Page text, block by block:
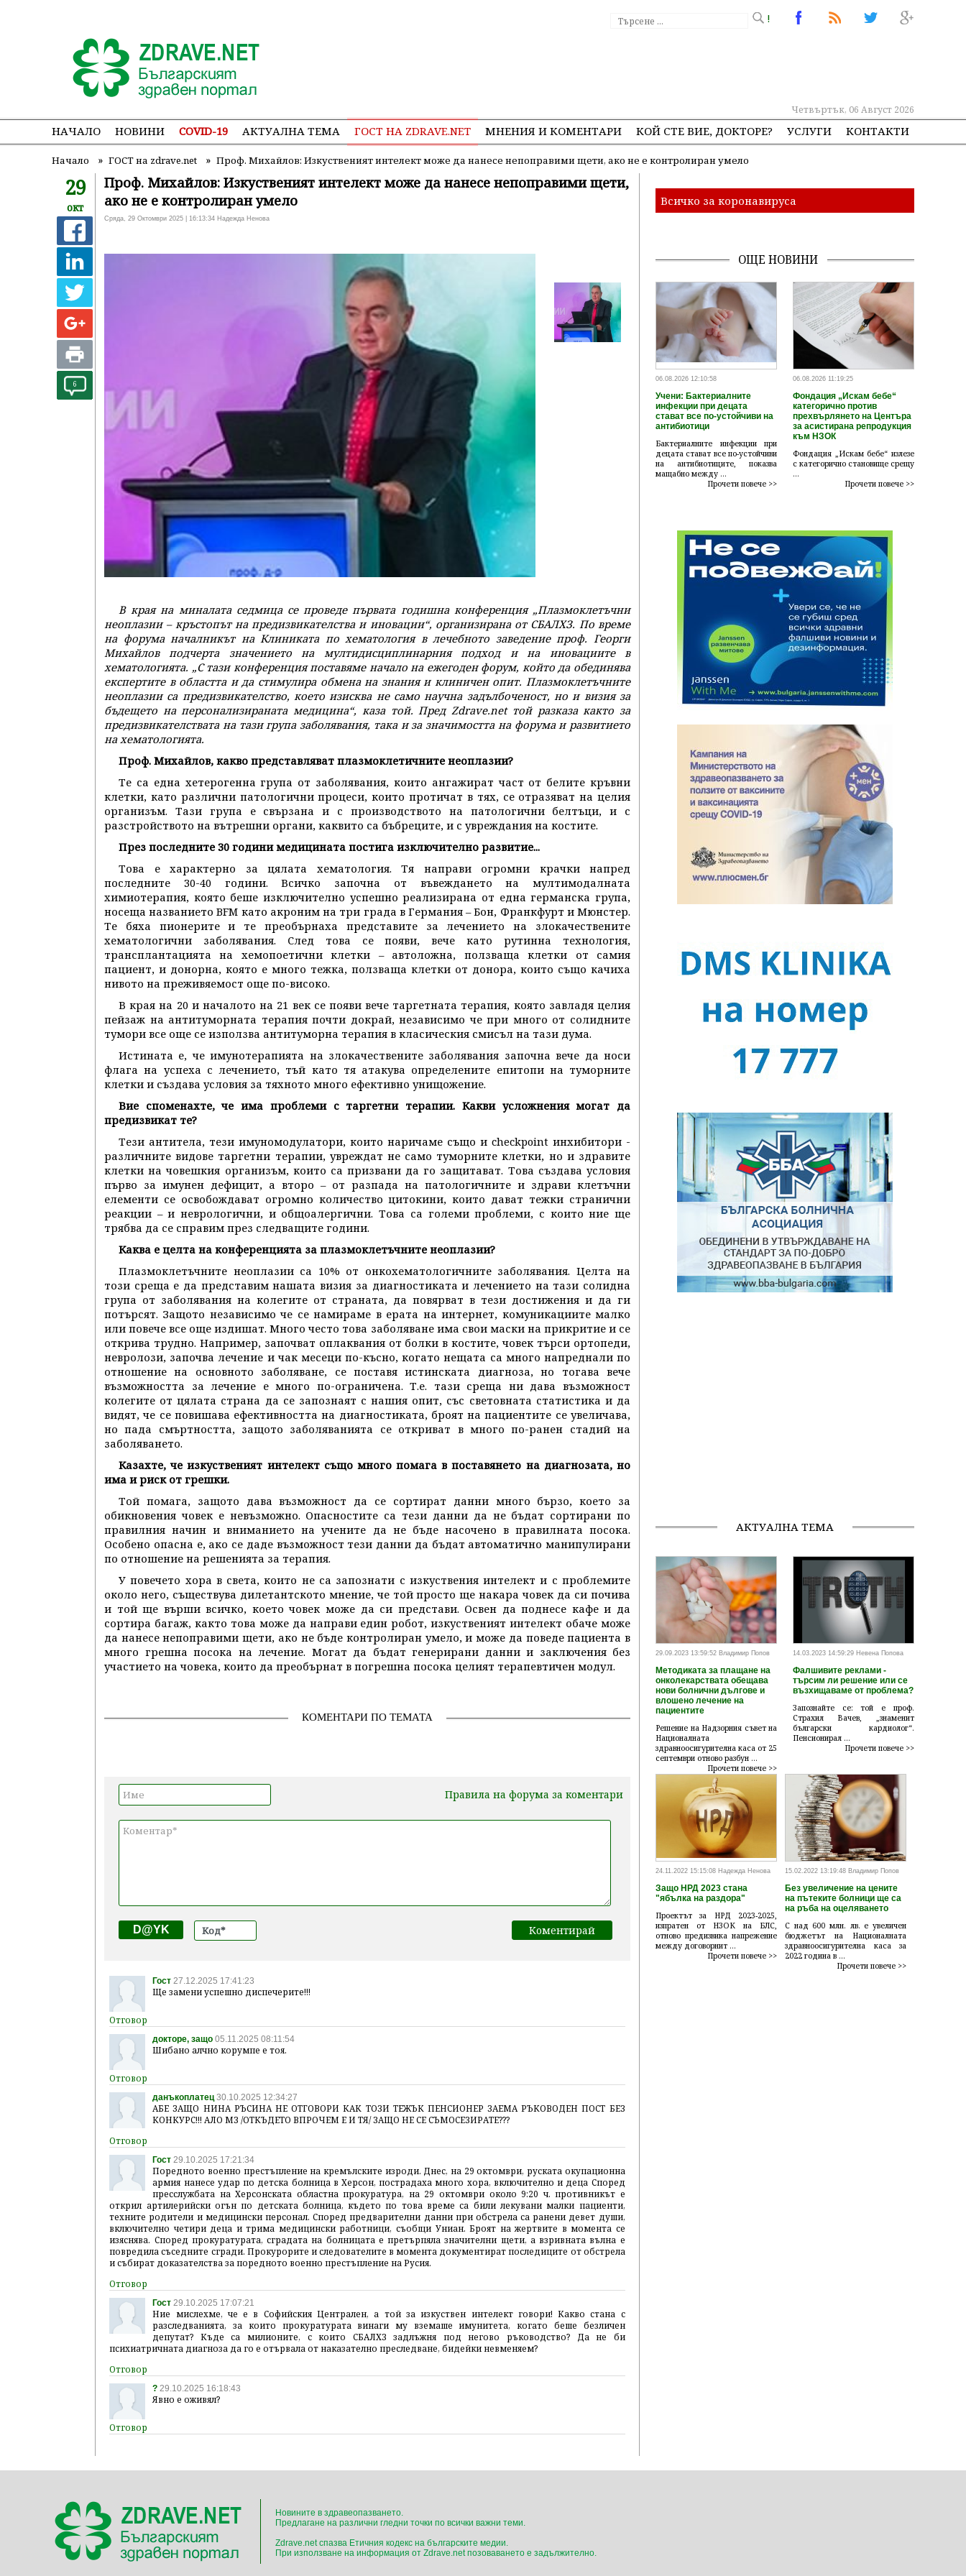
!
Четвъртък, 06 Август 2026
НАЧАЛО НОВИНИ COVID-19 АКТУАЛНА ТЕМА ГОСТ НА ZDRAVE.NET МНЕНИЯ И КОМЕНТАРИ КОЙ СТЕ ВИЕ, ДОКТОРЕ? УСЛУГИ КОНТАКТИ
Начало » ГОСТ на zdrave.net » Проф. Михайлов: Изкуственият интелект може да нанесе непоправими щети, ако не е контролиран умело
29
окт
6
Проф. Михайлов: Изкуственият интелект може да нанесе непоправими щети,
ако не е контролиран умело
Сряда, 29 Октомври 2025 | 16:13:34 Надежда Ненова
В края на миналата седмица се проведе първата годишна конференция „Плазмоклетъчни
неоплазии – кръстопът на предизвикателства и иновации“, организирана от СБАЛХЗ. По време
на форума началникът на Клиниката по хематология в лечебното заведение проф. Георги
Михайлов подчерта значението на мултидисциплинарния подход и на иновациите в
хематологията. „С тази конференция поставяме начало на ежегоден форум, който да обединява
експертите в областта и да стимулира обмена на знания и клиничен опит. Плазмоклетъчните
неоплазии са предизвикателство, което изисква не само научна задълбоченост, но и визия за
бъдещето на персонализираната медицина“, каза той. Пред Zdrave.net той разказа както за
предизвикателствата на тази група заболявания, така и за значимостта на форума и развитието
на хематологията.
Проф. Михайлов, какво представляват плазмоклетичните неоплазии?
Те са една хетерогенна група от заболявания, които ангажират част от белите кръвни
клетки, като различни патологични процеси, които протичат в тях, се отразяват на целия
организъм. Тази група е свързана и с производството на патологични белтъци, и с
разстройството на вътрешни органи, каквито са бъбреците, и с увреждания на костите.
През последните 30 години медицината постига изключително развитие...
Това е характерно за цялата хематология. Тя направи огромни крачки напред
последните 30-40 години. Всичко започна от въвеждането на мултимодалната
химиотерапия, която беше изключително успешно реализирана от една германска група,
носеща названието BFM като акроним на три града в Германия – Бон, Франкфурт и Мюнстер.
Те бяха пионерите и те преобърнаха представите за лечението на злокачествените
хематологични заболявания. След това се появи, вече като рутинна технология,
трансплантацията на хемопоетични клетки – автоложна, ползваща клетки от самия
пациент, и донорна, която е много тежка, ползваща клетки от донора, които също качиха
нивото на преживяемост още по-високо.
В края на 20 и началото на 21 век се появи вече таргетната терапия, която завладя целия
пейзаж на антитуморната терапия почти докрай, независимо че при много от солидните
тумори все още се използва антитуморна терапия в класическия смисъл на тази дума.
Истината е, че имунотерапията на злокачествените заболявания започна вече да носи
флага на успеха с лечението, тъй като тя атакува определените епитопи на туморните
клетки и създава условия за тяхното много ефективно унищожение.
Вие споменахте, че има проблеми с таргетни терапии. Какви усложнения могат да
предизвикат те?
Тези антитела, тези имуномодулатори, които наричаме също и checkpoint инхибитори -
различните видове таргетни терапии, увреждат не само туморните клетки, но и здравите
клетки на човешкия организъм, които са призвани да го защитават. Това създава условия
първо за имунен дефицит, а второ – от разпада на патологичните и здрави клетъчни
елементи се освобождават огромно количество цитокини, които дават тежки странични
реакции – и неврологични, и общоалергични. Това са големи проблеми, с които ние ще
трябва да се справим през следващите години.
Каква е целта на конференцията за плазмоклетъчните неоплазии?
Плазмоклетъчните неоплазии са 10% от онкохематологичните заболявания. Целта на
този среща е да представим нашата визия за диагностиката и лечението на тази солидна
група от заболявания на колегите от страната, да повярват в тези достижения и да ги
потърсят. Защото независимо че се намираме в ерата на интернет, комуникациите малко
или повече все още издишат. Много често това заболяване има свои маски на прикритие и се
открива трудно. Например, започват оплаквания от болки в костите, човек търси ортопеди,
невролози, започва лечение и чак месеци по-късно, когато нещата са много напреднали по
отношение на основното заболяване, се поставя истинската диагноза, но тогава вече
възможността за лечение е много по-ограничена. Т.е. тази среща ни дава възможност
колегите от цялата страна да се запознаят с нашия опит, със световната статистика и да
видят, че се повишава ефективността на диагностиката, броят на пациентите се увеличава,
но пада смъртността, защото заболяванията се откриват в много по-ранен стадий на
заболяването.
Казахте, че изкуственият интелект също много помага в поставянето на диагнозата, но
има и риск от грешки.
Той помага, защото дава възможност да се сортират данни много бързо, което за
обикновения човек е невъзможно. Опасностите са тези данни да не бъдат сортирани по
правилния начин и вниманието на учените да не бъде насочено в правилната посока.
Особено опасна е, ако се даде възможност тези данни да бъдат автоматично манипулирани
по отношение на решенията за терапия.
У повечето хора в света, които не са запознати с изкуствения интелект и с проблемите
около него, съществува дилетантското мнение, че той просто ще накара човек да си почива
и той ще върши всичко, което човек може да си представи. Освен да поднесе кафе и да
сортира багаж, както това може да направи един робот, изкуственият интелект обаче може
да нанесе непоправими щети, ако не бъде контролиран умело, и може да поведе пациента в
много грешна посока на лечение. Могат да бъдат генерирани данни и заключения без
участието на човека, които да преобърнат в погрешна посока целият терапевтичен модул.
КОМЕНТАРИ ПО ТЕМАТА
Правила на форума за коментари
D@YK
Гост 27.12.2025 17:41:23
Ще замени успешно диспечерите!!!
докторе, защо 05.11.2025 08:11:54
Шибано алчно корумпе е тоя.
данъкоплатец30.10.2025 12:34:27
АБЕ ЗАЩО НИНА РЪСИНА НЕ ОТГОВОРИ КАК ТОЗИ ТЕЖЪК ПЕНСИОНЕР ЗАЕМА РЪКОВОДЕН ПОСТ БЕЗ
КОНКУРС!!! АЛО МЗ /ОТКЪДЕТО ВПРОЧЕМ Е И ТЯ/ ЗАЩО НЕ СЕ СЪМОСЕЗИРАТЕ???
Гост 29.10.2025 17:21:34
Поредното военно престъпление на кремълските изроди. Днес, на 29 октомври, руската окупационна
армия нанесе удар по детска болница в Херсон, пострадаха много хора, включително и деца Според
пресслужбата на Херсонската областна прокуратура, на 29 октомври около 9:20 ч. противникът е
открил артилерийски огън по детската болница, където по това време са били лекувани малки пациенти,
техните родители и медицински персонал. Според предварителни данни при обстрела са ранени девет души,
включително четири деца и трима медицински работници, съобщи Униан. Броят на жертвите в момента се
изяснява. Според прокуратурата, сградата на болницата е претърпяла значителни щети, а взривната вълна е
повредила съседните сгради. Прокурорите и следователите в момента документират последиците от обстрела
и събират доказателства за поредното военно престъпление на Русия.
Гост 29.10.2025 17:07:21
Ние мислехме, че е в Софийския Централен, а той за изкуствен интелект говори! Какво стана с
разследванията, за които прокуратурата винаги му вземаше имунитета, когато беше безличен
депутат? Къде са милионите, с които СБАЛХЗ задлъжня под негово ръководство? Да не би
психиатричната диагноза да го е отървала от наказателно преследване, бидейки невменяем?
? 29.10.2025 16:18:43
Явно е оживял?
Всичко за коронавируса
ОЩЕ НОВИНИ
06.08.2026 12:10:58
Учени: Бактериалните
инфекции при децата
стават все по-устойчиви на
антибиотици
Бактериалните инфекции при
децата стават все по-устойчиви
на антибиотиците, показва
мащабно между ...
Прочети повече >>
06.08.2026 11:19:25
Фондация „Искам бебе“
категорично против
прехвърлянето на Центъра
за асистирана репродукция
към НЗОК
Фондация „Искам бебе“ излезе
с категорично становище срещу
...
Прочети повече >>
АКТУАЛНА ТЕМА
29.09.2023 13:59:52 Владимир Попов
Методиката за плащане на
онколекарствата обещава
нови болнични дългове и
влошено лечение на
пациентите
Решение на Надзорния съвет на
Националната
здравноосигурителна каса от 25
септември отново разбун ...
Прочети повече >>
14.03.2023 14:59:29 Невена Попова
Фалшивите реклами -
търсим ли решение или се
възхищаваме от проблема?
Запознайте се: той е проф.
Страхил Вачев, „знаменит
български кардиолог“.
Пенсионирал ...
Прочети повече >>
24.11.2022 15:15:08 Надежда Ненова
Защо НРД 2023 стана
"ябълка на раздора"
Проектът за НРД 2023-2025,
изпратен от НЗОК на БЛС,
отново предизвика напрежение
между договорнит ...
Прочети повече >>
15.02.2022 13:19:48 Владимир Попов
Без увеличение на цените
на пътеките болници ще са
на ръба на оцеляването
С над 600 млн. лв. е увеличен
бюджетът на Националната
здравноосигурителна каса за
2022 година в ...
Прочети повече >>
Новините в здравеопазването.
Предлагане на различни гледни точки по всички важни теми.
Zdrave.net спазва Етичния кодекс на българските медии.
При използване на информация от Zdrave.net позоваването е задължително.